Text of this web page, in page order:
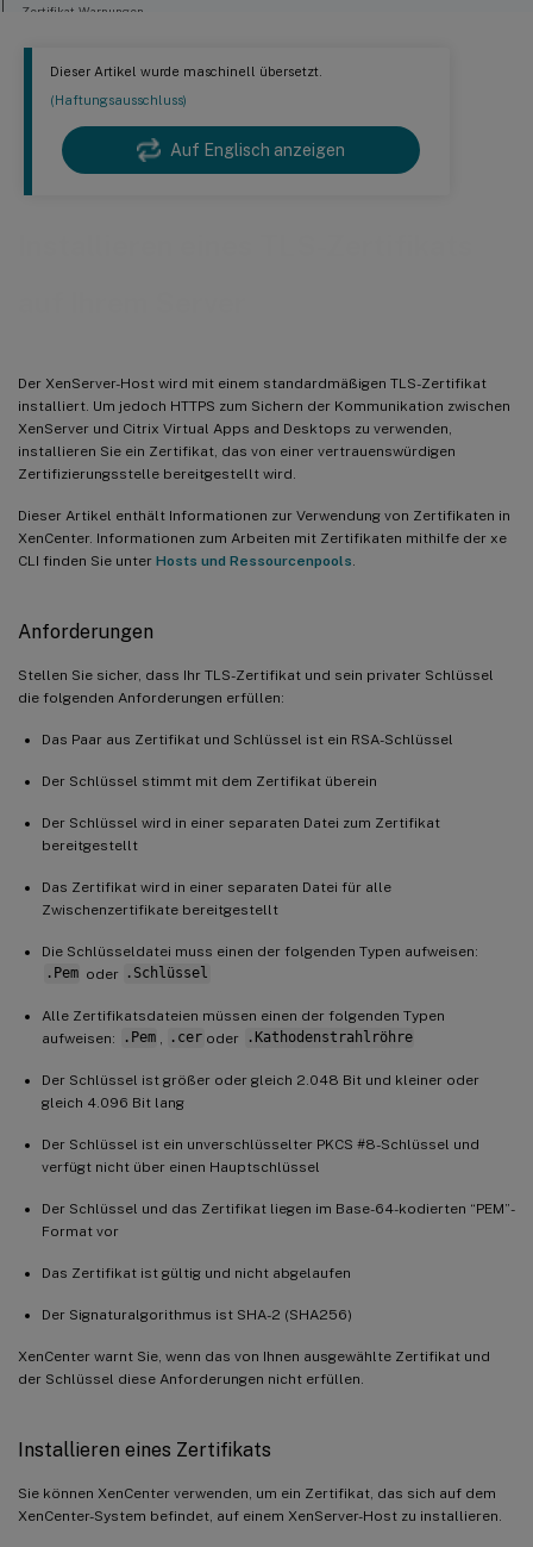
Dieser Artikel wurde maschinell übersetzt.
(Haftungsausschluss)
Auf Englisch anzeigen
Der XenServer-Host wird mit einem standardmäßigen TLS-Zertifikat
installiert. Um jedoch HTTPS zum Sichern der Kommunikation zwischen
XenServer und Citrix Virtual Apps and Desktops zu verwenden,
installieren Sie ein Zertifikat, das von einer vertrauenswürdigen
Zertifizierungsstelle bereitgestellt wird.
Dieser Artikel enthält Informationen zur Verwendung von Zertifikaten in
XenCenter. Informationen zum Arbeiten mit Zertifikaten mithilfe der xe
CLI finden Sie unter Hosts und Ressourcenpools
Anforderungen
Stellen Sie sicher, dass Ihr TLS-Zertifikat und sein privater Schlüssel
die folgenden Anforderungen erfüllen:
Das Paar aus Zertifikat und Schlüssel ist ein RSA-Schlüssel
Der Schlüssel stimmt mit dem Zertifikat überein
Der Schlüssel wird in einer separaten Datei zum Zertifikat
bereitgestellt
Das Zertifikat wird in einer separaten Datei für alle
Zwischenzertifikate bereitgestellt
Die Schlüsseldatei muss einen der folgenden Typen aufweisen:
.Pem oder .Schlüssel
Alle Zertifikatsdateien müssen einen der folgenden Typen
aufweisen:
.Pem .cer oder .Kathodenstrahlröhre
Der Schlüssel ist größer oder gleich 2.048 Bit und kleiner oder
gleich 4.096 Bit lang
Der Schlüssel ist ein unverschlüsselter PKCS #8-Schlüssel und
verfügt nicht über einen Hauptschlüssel
Der Schlüssel und das Zertifikat liegen im Base-64-kodierten “PEM”-
Format vor
Das Zertifikat ist gültig und nicht abgelaufen
Der Signaturalgorithmus ist SHA-2 (SHA256)
XenCenter warnt Sie, wenn das von Ihnen ausgewählte Zertifikat und
der Schlüssel diese Anforderungen nicht erfüllen.
Installieren eines Zertifikats
Sie können XenCenter verwenden, um ein Zertifikat, das sich auf dem
XenCenter-System befindet, auf einem XenServer-Host zu installieren.
Zertifikat-Warnungen
Zugehörige Dokumentation